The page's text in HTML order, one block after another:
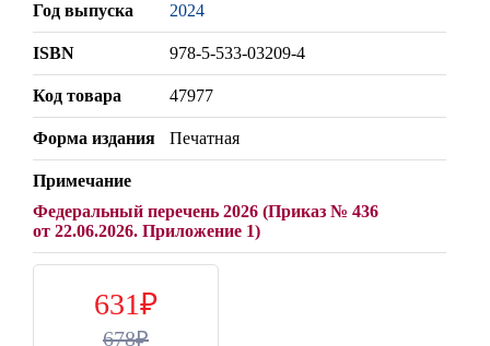
Год выпуска 2024
ISBN 978-5-533-03209-4
Код товара 47977
Форма издания Печатная
Примечание
Федеральный перечень 2026 (Приказ № 436
от 22.06.2026. Приложение 1)
631
678